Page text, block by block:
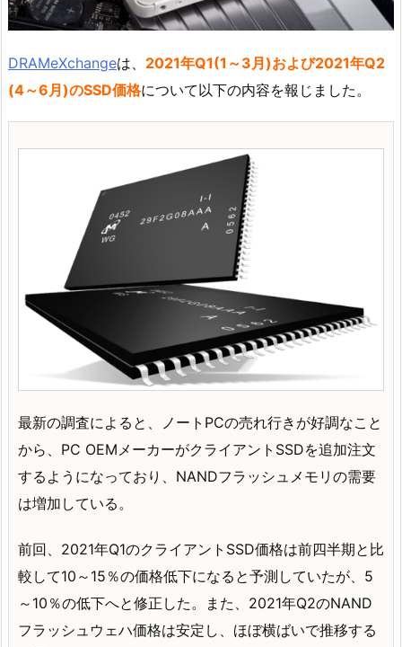
DRAMeXchangeは、 2021年Q1(1～3月)および2021年Q2
(4～6月)のSSD価格について以下の内容を報じました。
最新の調査によると、ノートPCの売れ行きが好調なこと
から、PC OEMメーカーがクライアントSSDを追加注文
するようになっており、NANDフラッシュメモリの需要
は増加している。
前回、2021年Q1のクライアントSSD価格は前四半期と比
較して10～15％の価格低下になると予測していたが、5
～10％の低下へと修正した。また、2021年Q2のNAND
フラッシュウェハ価格は安定し、ほぼ横ばいで推移する